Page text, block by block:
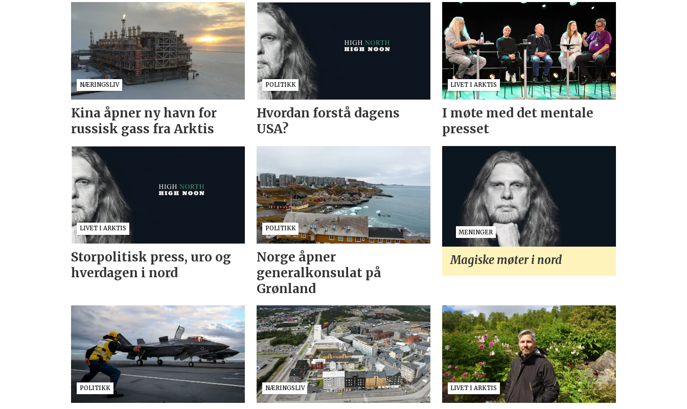
NÆRINGSLIV
Kina åpner ny havn for
russisk gass fra Arktis
POLITIKK
Hvordan forstå dagens
USA?
LIVET I ARKTIS
I møte med det mentale
presset
LIVET I ARKTIS
Storpolitisk press, uro og
hverdagen i nord
POLITIKK
Norge åpner
generalkonsulat på
Grønland
MENINGER
Magiske møter i nord
POLITIKK NÆRINGSLIV LIVET I ARKTIS